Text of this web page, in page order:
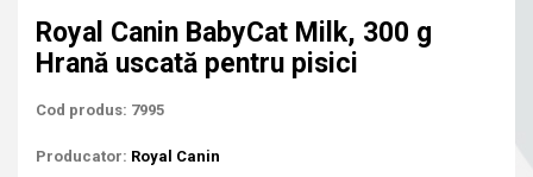
Royal Canin BabyCat Milk, 300 g
Hrană uscată pentru pisici
Cod produs: 7995
Producator: Royal Canin